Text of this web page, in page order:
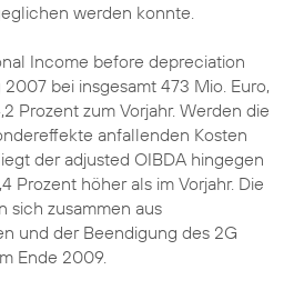
werden konnte.
Income before depreciation
bei insgesamt 473 Mio. Euro,
Prozent zum Vorjahr. Werden die
anfallenden Kosten
der adjusted OIBDA hingegen
Prozent höher als im Vorjahr. Die
sich zusammen aus
und der Beendigung des 2G
Ende 2009.